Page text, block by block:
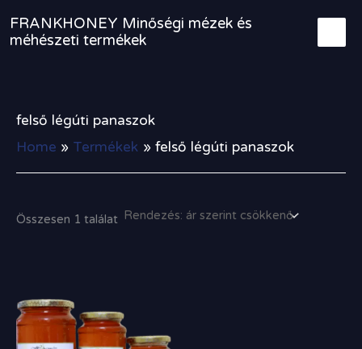
content
FRANKHONEY Minőségi mézek és
méhészeti termékek
felső légúti panaszok
Home
Termékek felső légúti panaszok
Összesen 1 találat